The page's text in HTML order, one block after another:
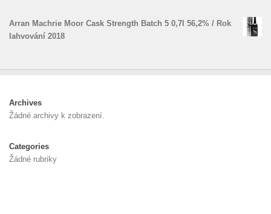
Arran Machrie Moor Cask Strength Batch 5 0,7l 56,2% / Rok
lahvování 2018
Archives
Žádné archivy k zobrazení.
Categories
Žádné rubriky